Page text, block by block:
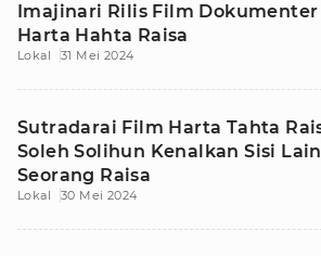
Imajinari Rilis Film Dokumenter
Harta Hahta Raisa
Lokal 31 Mei 2024
Sutradarai Film Harta Tahta
Soleh Solihun Kenalkan Sisi Lain
Seorang Raisa
Lokal 30 Mei 2024